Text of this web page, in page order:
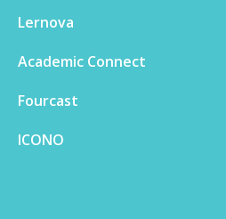
Lernova
Academic Connect
Fourcast
ICONO